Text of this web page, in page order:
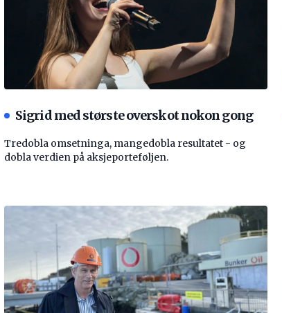
Sigrid med største overskot nokon gong
Tredobla omsetninga, mangedobla resultatet - og
dobla verdien på aksjeporteføljen.